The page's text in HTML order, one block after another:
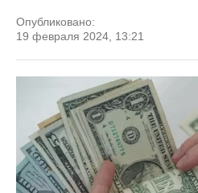
Опубликовано:
19 февраля 2024, 13:21